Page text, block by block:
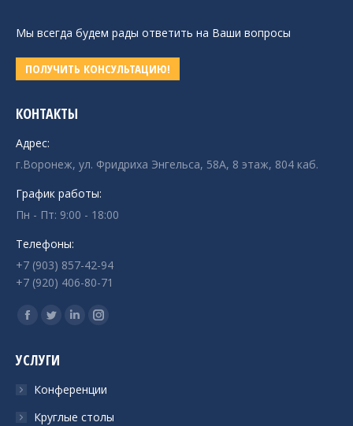
Мы всегда будем рады ответить на Ваши вопросы
ПОЛУЧИТЬ КОНСУЛЬТАЦИЮ!
КОНТАКТЫ
Адрес:
г.Воронеж, ул. Фридриха Энгельса, 58А, 8 этаж, 804 каб.
График работы:
Пн - Пт: 9:00 - 18:00
Телефоны:
+7 (903) 857-42-94
+7 (920) 406-80-71
Ищите нас:
Страница
открывается
Страница
открывается
в
Страница
в
Страница
в
УСЛУГИ
Конференции
Круглые столы